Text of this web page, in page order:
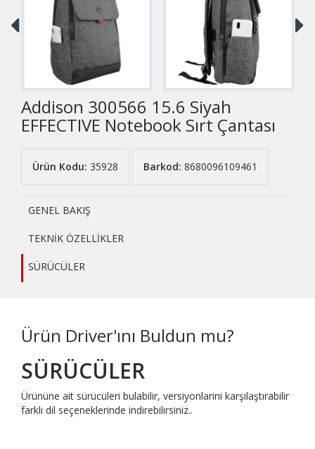
Addison 300566 15.6 Siyah
EFFECTIVE Notebook Sırt Çantası
Ürün Kodu: 35928 Barkod: 8680096109461
GENEL BAKIŞ
TEKNİK ÖZELLİKLER
SÜRÜCÜLER
Ürün Driver'ını Buldun mu?
SÜRÜCÜLER
Ürününe ait sürücüleri bulabilir, versiyonlarini karşılaştırabilir
farklı dil seçeneklerinde indirebilirsiniz..